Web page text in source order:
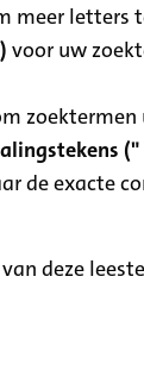
meer letters
voor uw
("
de exacte
deze